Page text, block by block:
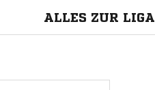
ALLES ZUR LIGA